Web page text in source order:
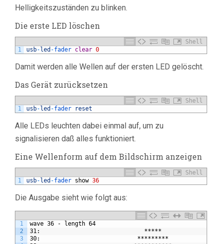
Helligkeitszuständen zu blinken.
Die erste LED löschen
Shell
1
usb- led -fader clear 0
Damit werden alle Wellen auf der ersten LED gelöscht.
Das Gerät zurücksetzen
Shell
1
usb- led -fader reset
Alle LEDs leuchten dabei einmal auf, um zu
signalisieren daß alles funktioniert.
Eine Wellenform auf dem Bildschirm anzeigen
Shell
1
usb- led -fader show 36
Die Ausgabe sieht wie folgt aus:
1
2
3
wave 36 - length 64
31:                              *****
30:                            *********